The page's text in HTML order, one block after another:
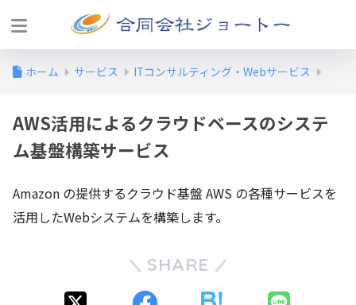
ホーム サービス ITコンサルティング・Webサービス
AWS活用によるクラウドベースのシステ
ム基盤構築サービス
Amazon の提供するクラウド基盤 AWS の各種サービスを
活用したWebシステムを構築します。
SHARE